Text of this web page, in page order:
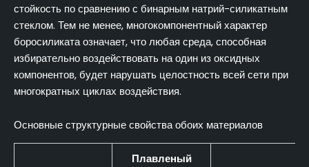
стойкость по сравнению с бинарным натрий-силикатным
стеклом. Тем не менее, многокомпонентный характер
боросиликата означает, что любая среда, способная
избирательно воздействовать на один из оксидных
компонентов, будет нарушать целостность всей сети при
многократных циклах воздействия.
Основные структурные свойства обоих материалов
Плавленый